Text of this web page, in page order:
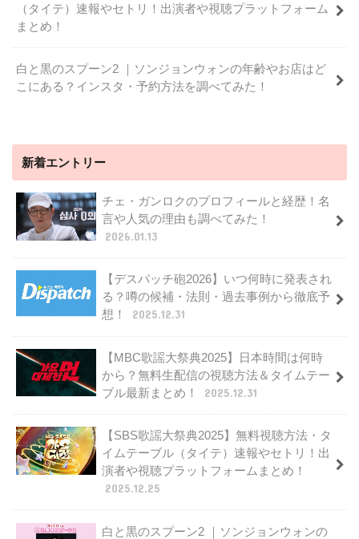
（タイテ）速報やセトリ！出演者や視聴プラットフォーム
まとめ！
白と黒のスプーン2 ｜ソンジョンウォンの年齢やお店はど
こにある？インスタ・予約方法を調べてみた！
新着エントリー
チェ・ガンロクのプロフィールと経歴！名
言や人気の理由も調べてみた！
2026.01.13
【デスパッチ砲2026】いつ何時に発表され
る？噂の候補・法則・過去事例から徹底予
想！
2025.12.31
【MBC歌謡大祭典2025】日本時間は何時
から？無料生配信の視聴方法＆タイムテー
ブル最新まとめ！
2025.12.31
【SBS歌謡大祭典2025】無料視聴方法・タ
イムテーブル（タイテ）速報やセトリ！出
演者や視聴プラットフォームまとめ！
2025.12.25
白と黒のスプーン2 ｜ソンジョンウォンの